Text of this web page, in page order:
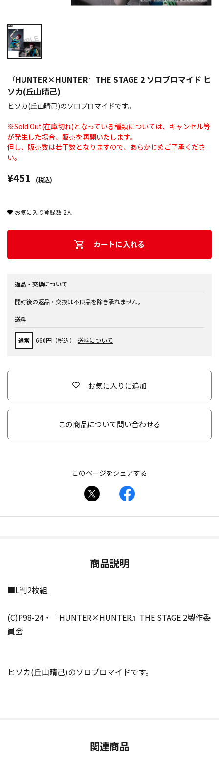
『HUNTER×HUNTER』THE STAGE 2 ソロブロマイド ヒ
ソカ(丘山晴己)
ヒソカ(丘山晴己)のソロブロマイドです。
※Sold Out(在庫切れ)となっている種類については、キャンセル等
が発生した場合、販売を再開いたします。
但し、販売数は若干数となりますので、あらかじめご了承くださ
い。
¥451 (税込)
お気に入り登録数 2人
カートに入れる
返品・交換について
開封後の返品・交換は不良品を除き承れません。
送料
通常 660円（税込） 送料について
お気に入りに追加
この商品について問い合わせる
このページをシェアする
商品説明
■L判2枚組
(C)P98-24・『HUNTER×HUNTER』THE STAGE 2製作委
員会
ヒソカ(丘山晴己)のソロブロマイドです。
関連商品